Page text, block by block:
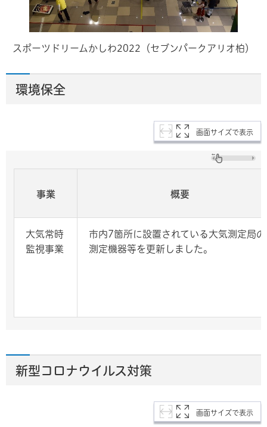
スポーツドリームかしわ2022（セブンパークアリオ柏）
環境保全
画面サイズで表示
事業 概要
大気常時
監視事業
市内7箇所に設置されている大気測定局の
測定機器等を更新しました。
新型コロナウイルス対策
画面サイズで表示